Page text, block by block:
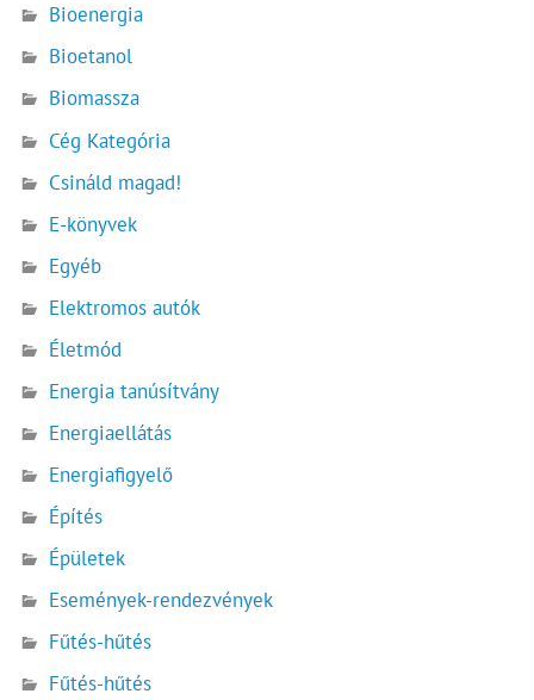
Bioenergia
Bioetanol
Biomassza
Cég Kategória
Csináld magad!
E-könyvek
Egyéb
Elektromos autók
Életmód
Energia tanúsítvány
Energiaellátás
Energiafigyelő
Építés
Épületek
Események-rendezvények
Fűtés-hűtés
Fűtés-hűtés